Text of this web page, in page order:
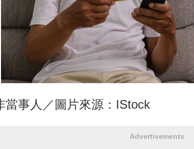
當事人／圖片來源：IStock
Advertisements